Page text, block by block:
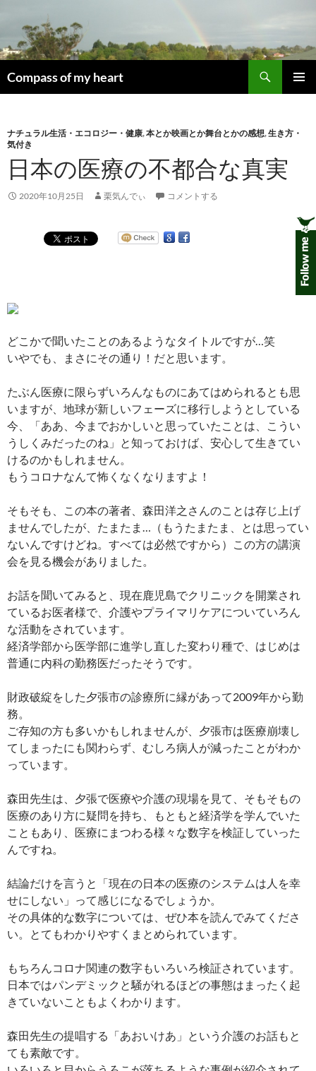
ン
ツ
へ
ッ
Compass of my heart
索
ナチュラル生活・エコロジー・健康,本とか映画とか舞台とかの感想,生き方・
気付き
日本の医療の不都合な真実
2020年10月25日 栗気んでぃ コメントする
どこかで聞いたことのあるようなタイトルですが…笑
いやでも、まさにその通り！だと思います。
たぶん医療に限らずいろんなものにあてはめられるとも思
いますが、地球が新しいフェーズに移行しようとしている
今、「ああ、今までおかしいと思っていたことは、こうい
うしくみだったのね」と知っておけば、安心して生きてい
けるのかもしれません。
もうコロナなんて怖くなくなりますよ！
そもそも、この本の著者、森田洋之さんのことは存じ上げ
ませんでしたが、たまたま…（もうたまたま、とは思ってい
ないんですけどね。すべては必然ですから）この方の講演
会を見る機会がありました。
お話を聞いてみると、現在鹿児島でクリニックを開業され
ているお医者様で、介護やプライマリケアについていろん
な活動をされています。
経済学部から医学部に進学し直した変わり種で、はじめは
普通に内科の勤務医だったそうです。
財政破綻をした夕張市の診療所に縁があって2009年から勤
務。
ご存知の方も多いかもしれませんが、夕張市は医療崩壊し
てしまったにも関わらず、むしろ病人が減ったことがわか
っています。
森田先生は、夕張で医療や介護の現場を見て、そもそもの
医療のあり方に疑問を持ち、もともと経済学を学んでいた
こともあり、医療にまつわる様々な数字を検証していった
んですね。
結論だけを言うと「現在の日本の医療のシステムは人を幸
せにしない」って感じになるでしょうか。
その具体的な数字については、ぜひ本を読んでみてくださ
い。とてもわかりやすくまとめられています。
もちろんコロナ関連の数字もいろいろ検証されています。
日本ではパンデミックと騒がれるほどの事態はまったく起
きていないこともよくわかります。
森田先生の提唱する「あおいけあ」という介護のお話もと
ても素敵です。